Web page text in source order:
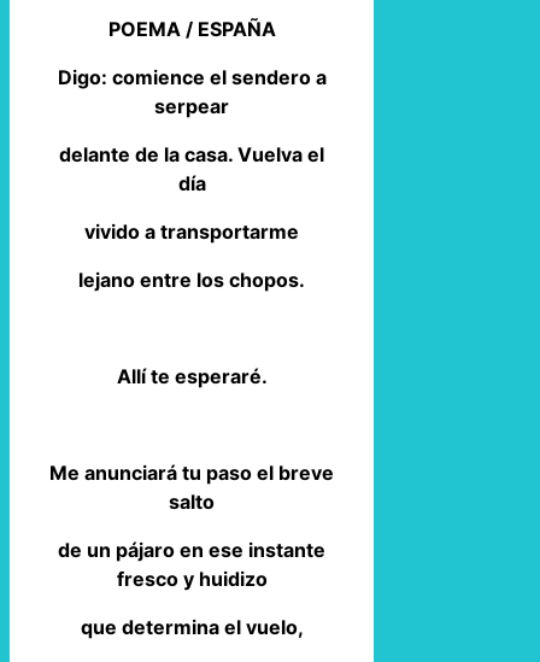
POEMA / ESPAÑA
Digo: comience el sendero a
serpear
delante de la casa. Vuelva el
día
vivido a transportarme
lejano entre los chopos.
Allí te esperaré.
Me anunciará tu paso el breve
salto
de un pájaro en ese instante
fresco y huidizo
que determina el vuelo,